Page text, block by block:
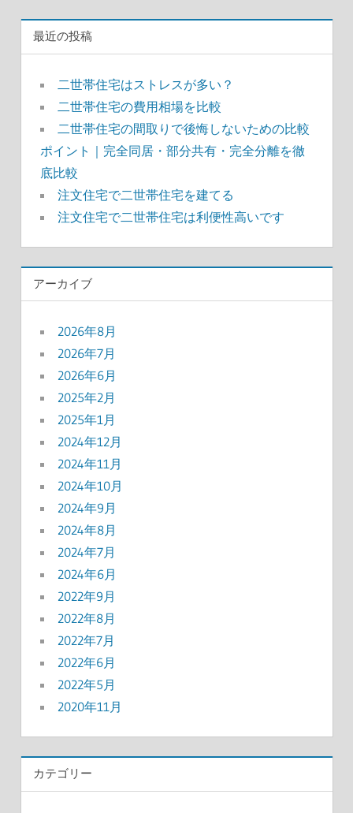
ー
ジ
り
最近の投稿
二世帯住宅はストレスが多い？
二世帯住宅の費用相場を比較
二世帯住宅の間取りで後悔しないための比較
ポイント｜完全同居・部分共有・完全分離を徹
底比較
注文住宅で二世帯住宅を建てる
注文住宅で二世帯住宅は利便性高いです
アーカイブ
2026年8月
2026年7月
2026年6月
2025年2月
2025年1月
2024年12月
2024年11月
2024年10月
2024年9月
2024年8月
2024年7月
2024年6月
2022年9月
2022年8月
2022年7月
2022年6月
2022年5月
2020年11月
カテゴリー